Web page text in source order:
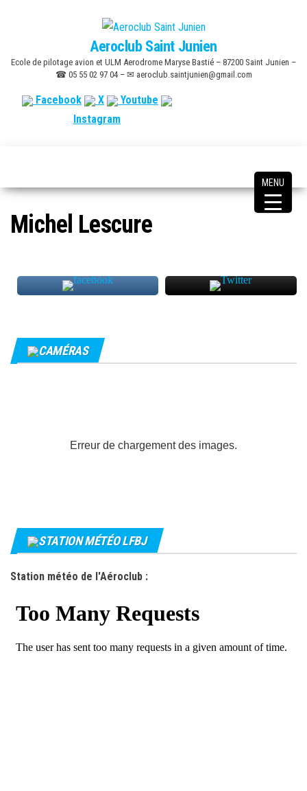
content
Aeroclub Saint Junien
Ecole de pilotage avion et ULM Aerodrome Maryse Bastié – 87200 Saint Junien –
☎ 05 55 02 97 04 – ✉ aeroclub.saintjunien@gmail.com
Facebook X
Youtube
Instagram
Michel Lescure
CAMÉRAS
Erreur de chargement des images.
STATION MÉTÉO LFBJ
Station météo de l'Aéroclub :
MENU